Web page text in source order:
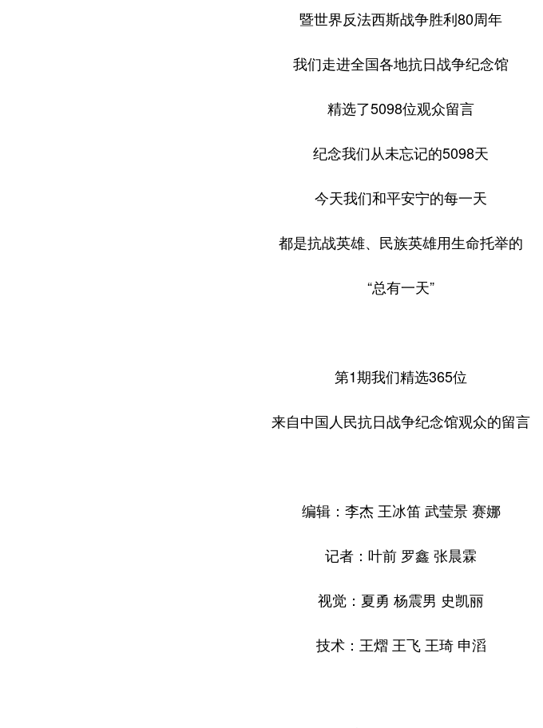
暨世界反法西斯战争胜利80周年
我们走进全国各地抗日战争纪念馆
精选了5098位观众留言
纪念我们从未忘记的5098天
今天我们和平安宁的每一天
都是抗战英雄、民族英雄用生命托举的
“总有一天”
第1期我们精选365位
来自中国人民抗日战争纪念馆观众的留言
编辑：李杰 王冰笛 武莹景 赛娜
记者：叶前 罗鑫 张晨霖
视觉：夏勇 杨震男 史凯丽
技术：王熠 王飞 王琦 申滔